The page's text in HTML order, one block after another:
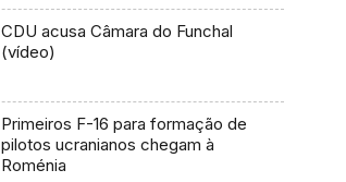
CDU acusa Câmara do Funchal
(vídeo)
Primeiros F-16 para formação de
pilotos ucranianos chegam à
Roménia